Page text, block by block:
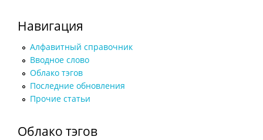
Навигация
Алфавитный справочник
Вводное слово
Облако тэгов
Последние обновления
Прочие статьи
Облако тэгов